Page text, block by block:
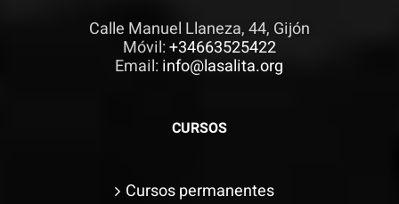
Calle Manuel Llaneza, 44, Gijón
Móvil:+34663525422
Email: info@lasalita.org
CURSOS
Cursos permanentes